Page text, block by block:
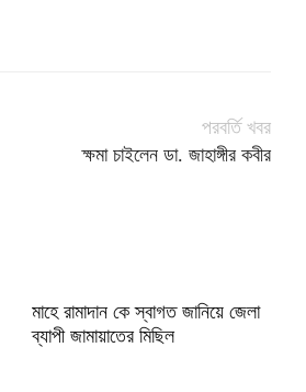
পরবর্তি খবর
ক্ষমা চাইলেন ডা. জাহাঙ্গীর কবীর
মাহে রামাদান কে স্বাগত জানিয়ে জেলা
ব্যাপী জামায়াতের মিছিল